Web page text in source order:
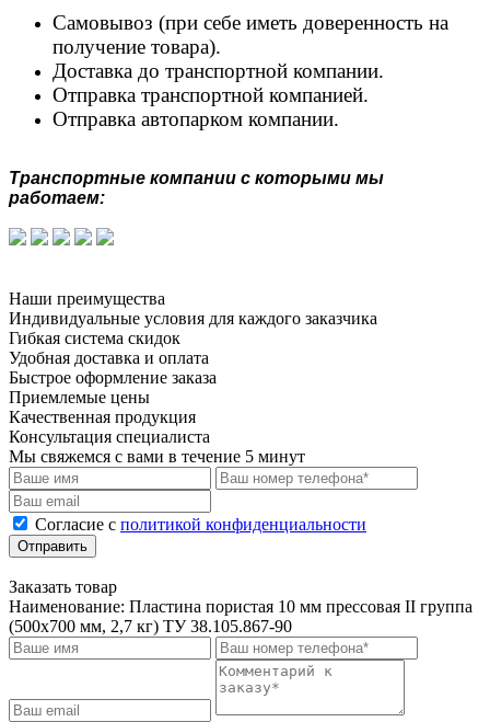
Самовывоз (при себе иметь доверенность на
получение товара).
Доставка до транспортной компании.
Отправка транспортной компанией.
Отправка автопарком компании.
Транспортные компании с которыми мы
работаем:
Наши преимущества
Индивидуальные условия для каждого заказчика
Гибкая система скидок
Удобная доставка и оплата
Быстрое оформление заказа
Приемлемые цены
Качественная продукция
Консультация специалиста
Мы свяжемся с вами в течение 5 минут
Cогласие с политикой конфиденциальности
Отправить
Заказать товар
Наименование: Пластина пористая 10 мм прессовая II группа
(500х700 мм, 2,7 кг) ТУ 38.105.867-90